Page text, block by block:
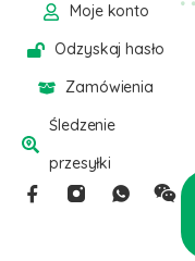
Moje konto
Odzyskaj hasło
Zamówienia
Śledzenie
przesyłki